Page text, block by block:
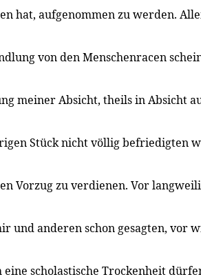
hat, aufgenommen zu werden.
von den Menschenracen
meiner Absicht, theils in Absicht
Stück nicht völlig befriedigten
Vorzug zu verdienen. Vor
und anderen schon gesagten, vor
eine scholastische Trockenheit